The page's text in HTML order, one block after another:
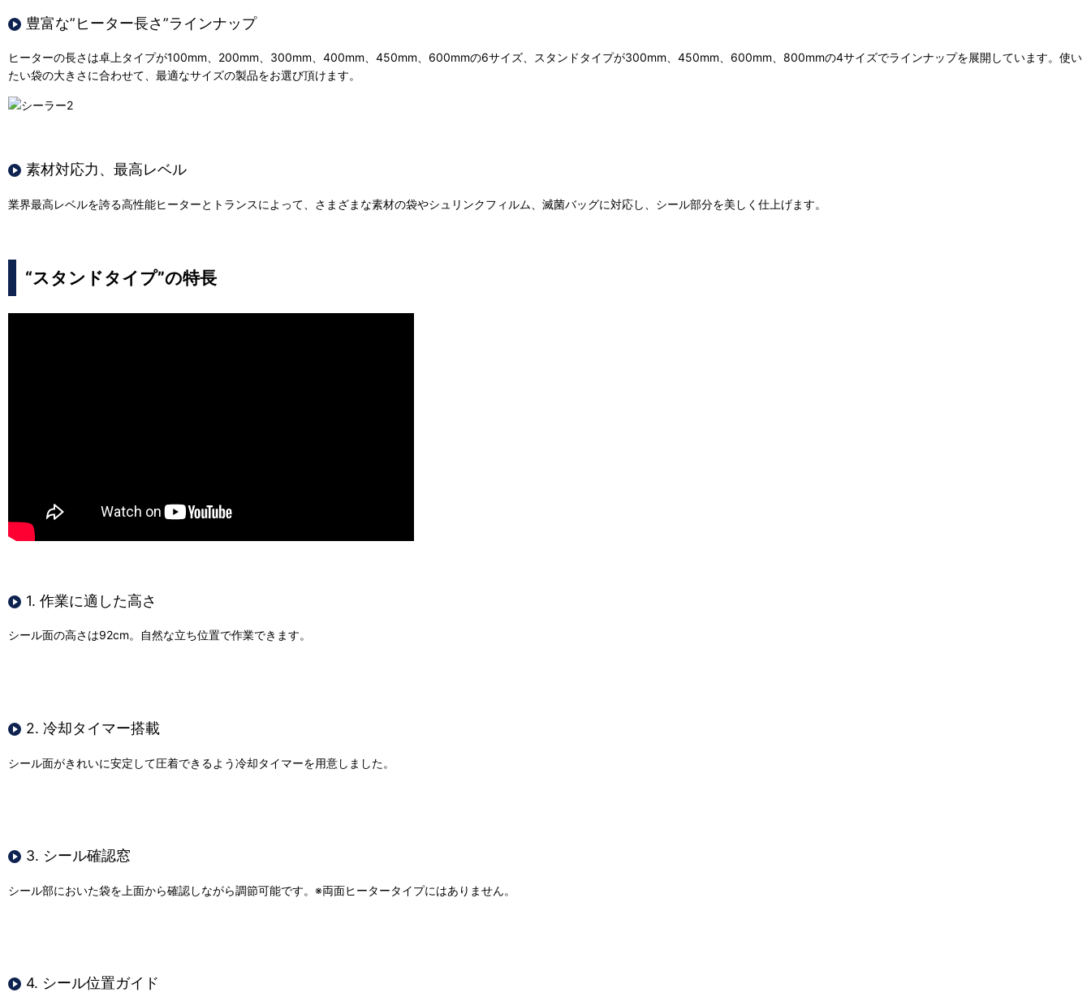
豊富な”ヒーター長さ”ラインナップ
ヒーターの長さは卓上タイプが100mm、200mm、300mm、400mm、450mm、600mmの6サイズ、スタンドタイプが300mm、450mm、600mm、800mmの4サイズでラインナップを展開しています。使い
たい袋の大きさに合わせて、最適なサイズの製品をお選び頂けます。
素材対応力、最高レベル
業界最高レベルを誇る高性能ヒーターとトランスによって、さまざまな素材の袋やシュリンクフィルム、滅菌バッグに対応し、シール部分を美しく仕上げます。
“スタンドタイプ”の特長
1. 作業に適した高さ
シール面の高さは92cm。自然な立ち位置で作業できます。
2. 冷却タイマー搭載
シール面がきれいに安定して圧着できるよう冷却タイマーを用意しました。
3. シール確認窓
シール部においた袋を上面から確認しながら調節可能です。※両面ヒータータイプにはありません。
4. シール位置ガイド